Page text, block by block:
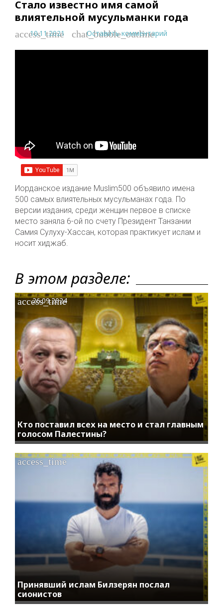
Стало известно имя самой
влиятельной мусульманки года
access_time
10.11.2021 chat_bubble_outline
Оставить комментарий
Иорданское издание Muslim500 объявило имена
500 самых влиятельных мусульманах года. По
версии издания, среди женщин первое в списке
место заняла 6-ой по счету Президент Танзании
Самия Сулуху-Хассан, которая практикует ислам и
носит хиджаб.
В этом разделе:
Кто поставил всех на место и стал главным
голосом Палестины?
access_time
26.09.2024
Принявший ислам Билзерян послал
сионистов
access_time